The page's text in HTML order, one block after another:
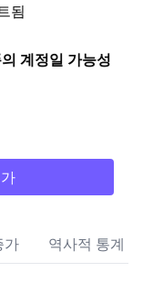
됨
계정일 가능성
가 역사적 통계